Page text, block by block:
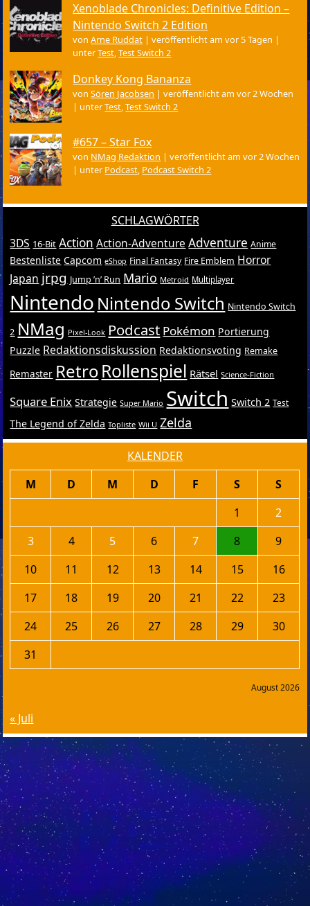
Xenoblade Chronicles: Definitive Edition –
Nintendo Switch 2 Edition
vonArne Ruddat |veröffentlicht am vor 5 Tagen |
unterTest,Test Switch 2
Donkey Kong Bananza
vonSören Jacobsen |veröffentlicht am vor 2 Wochen
| unterTest,Test Switch 2
#657 – Star Fox
von NMag Redaktion |veröffentlicht am vor 2 Wochen
| unter Podcast, Podcast Switch 2
SCHLAGWÖRTER
3DS 16-Bit Action Action-Adventure Adventure Anime
Bestenliste Capcom eShop Final Fantasy Fire Emblem Horror
Japan jrpg Jump ’n’ Run Mario Metroid Multiplayer
Nintendo Nintendo Switch Nintendo Switch
2 NMag Pixel-Look Podcast Pokémon Portierung
Puzzle Redaktionsdiskussion Redaktionsvoting Remake
Remaster RetroRollenspiel Rätsel Science-Fiction
Square Enix Strategie Super Mario Switch Switch 2 Test
The Legend of Zelda Topliste Wii U Zelda
KALENDER
August 2026
M D M D F S
S
1
2
3
4 5 6 7 8
9
10
11 12 13 14 15
16
17
18 19 20 21 22
23
24
25 26 27 28 29
30
31
« Juli